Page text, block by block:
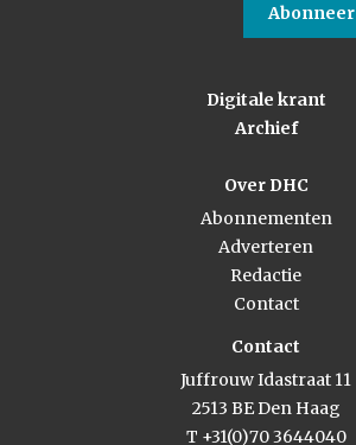
Abonneer
Digitale krant
Archief
Over DHC
Abonnementen
Adverteren
Redactie
Contact
Contact
Juffrouw Idastraat 11
2513 BE Den Haag
T +31(0)70 3644040